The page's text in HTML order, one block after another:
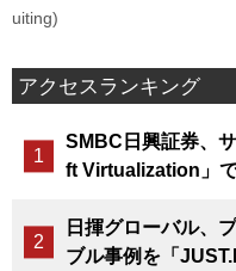
uiting)
アクセスランキング
SMBC日興証券、
ft Virtualization」
日揮グローバル、
ブル事例を「